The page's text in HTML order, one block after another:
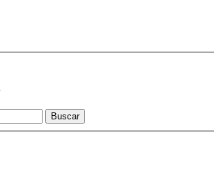
Buscar